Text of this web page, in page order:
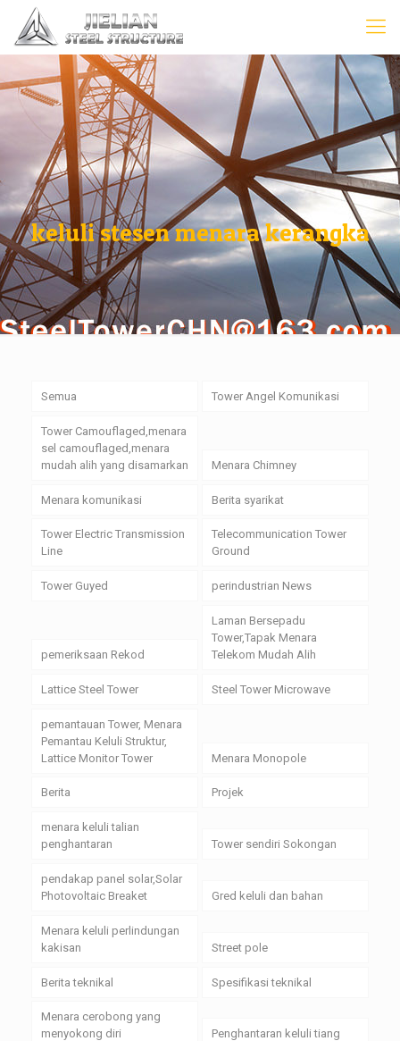
keluli stesen menara kerangka
Semua Tower Angel Komunikasi
Tower Camouflaged,menara
sel camouflaged,menara
mudah alih yang disamarkan
Menara Chimney
Menara komunikasi Berita syarikat
Tower Electric Transmission
Line
Telecommunication Tower
Ground
Tower Guyed perindustrian News
pemeriksaan Rekod
Laman Bersepadu
Tower,Tapak Menara
Telekom Mudah Alih
Lattice Steel Tower Steel Tower Microwave
pemantauan Tower, Menara
Pemantau Keluli Struktur,
Lattice Monitor Tower
Menara Monopole
Berita Projek
menara keluli talian
penghantaran
Tower sendiri Sokongan
pendakap panel solar,Solar
Photovoltaic Breaket
Gred keluli dan bahan
Menara keluli perlindungan
kakisan
Street pole
Berita teknikal Spesifikasi teknikal
Menara cerobong yang
menyokong diri
Penghantaran keluli tiang